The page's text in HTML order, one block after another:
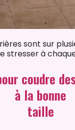
sont sur
stresser à
coudre
à la bonne
taille